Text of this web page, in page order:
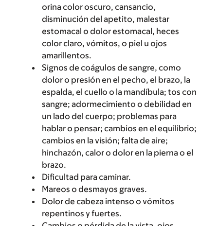
orina color oscuro, cansancio,
disminución del apetito, malestar
estomacal o dolor estomacal, heces
color claro, vómitos, o piel u ojos
amarillentos.
Signos de coágulos de sangre, como
dolor o presión en el pecho, el brazo, la
espalda, el cuello o la mandíbula; tos con
sangre; adormecimiento o debilidad en
un lado del cuerpo; problemas para
hablar o pensar; cambios en el equilibrio;
cambios en la visión; falta de aire;
hinchazón, calor o dolor en la pierna o el
brazo.
Dificultad para caminar.
Mareos o desmayos graves.
Dolor de cabeza intenso o vómitos
repentinos y fuertes.